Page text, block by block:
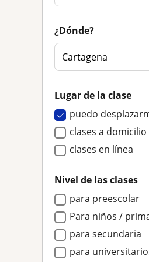
¿Dónde?
Lugar de la clase
puedo
clases a domicilio
clases en línea
Nivel de las clases
para preescolar
Para niños /
para secundaria
para